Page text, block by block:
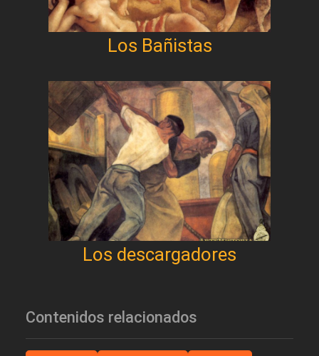
Los Bañistas
Los descargadores
Contenidos relacionados